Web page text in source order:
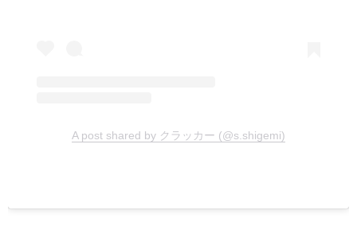
A post shared by クラッカー (@s.shigemi)